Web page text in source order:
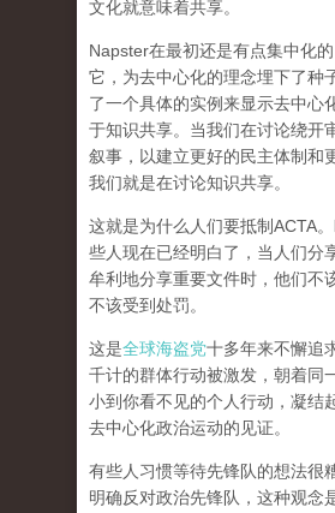
文化就意味着共享。
Napster在最初还是有点集中化
它，为去中心化的理念埋下了种
了一个具体的实例来显示去中心
于知识共享。 当我们在讨论绕开
叙事，以建立更好的民主体制和
我们就是在讨论知识共享。
这就是为什么人们要抵制ACTA
些人现在已经明白了，当人们分
牟利地分享重要文件时，他们不
不该受到处罚。
这是全球海盗党十多年来不懈追
千计的群体行动被激发，朝着同
小到你看不见的个人行动，凝结
去中心化政治运动的见证。
有些人习惯等待先锋队的想法很
明确反对政治先锋队，这种观念